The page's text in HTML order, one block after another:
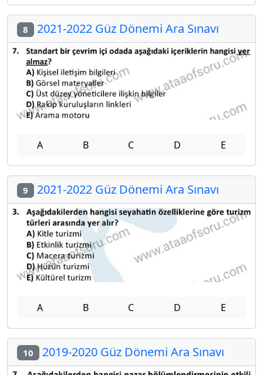
8 2021-2022 Güz Dönemi Ara Sınavı
A B C D E
9 2021-2022 Güz Dönemi Ara Sınavı
A B C D E
10 2019-2020 Güz Dönemi Ara Sınavı